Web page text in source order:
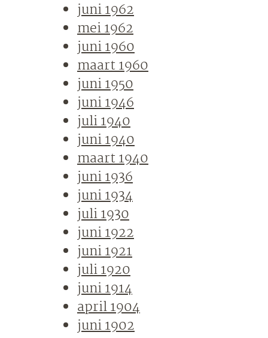
juni 1962
mei 1962
juni 1960
maart 1960
juni 1950
juni 1946
juli 1940
juni 1940
maart 1940
juni 1936
juni 1934
juli 1930
juni 1922
juni 1921
juli 1920
juni 1914
april 1904
juni 1902